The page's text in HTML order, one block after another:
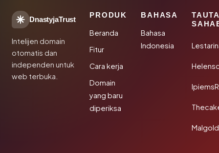
DnastyjaTrust
Intelijen domain
otomatis dan
independen untuk
web terbuka.
PRODUK
Beranda
Fitur
Cara kerja
Domain
yang baru
diperiksa
BAHASA
Bahasa
Indonesia